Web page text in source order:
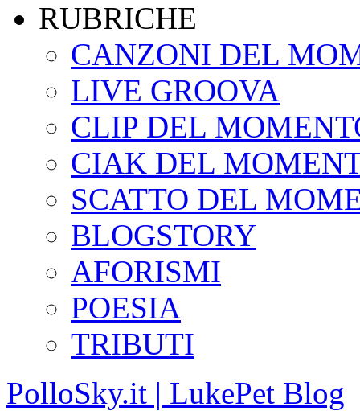
RUBRICHE
CANZONI DEL
LIVE GROOVA
CLIP DEL
CIAK DEL
SCATTO DEL
BLOGSTORY
AFORISMI
POESIA
TRIBUTI
PolloSky.it | LukePet Blog